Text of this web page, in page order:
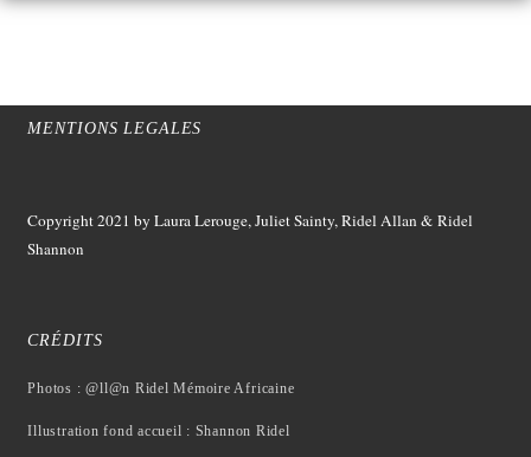
MENTIONS LEGALES
Copyright 2021 by Laura Lerouge, Juliet Sainty, Ridel Allan &Ridel
Shannon
CRÉDITS
Photos : @ll@n Ridel Mémoire Africaine
Illustration fond accueil : Shannon Ridel